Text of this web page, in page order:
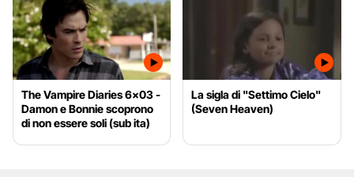
The Vampire Diaries 6x03 -
Damon e Bonnie scoprono
di non essere soli (sub ita)
La sigla di "Settimo Cielo"
(Seven Heaven)